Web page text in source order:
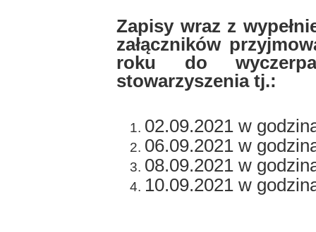
Zapisy wraz z
załączników
roku do
stowarzyszenia tj.:
02.09.2021 w
06.09.2021 w
08.09.2021 w
10.09.2021 w